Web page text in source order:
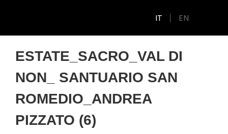
IT EN
ESTATE_SACRO_VAL DI
NON_ SANTUARIO SAN
ROMEDIO_ANDREA
PIZZATO (6)